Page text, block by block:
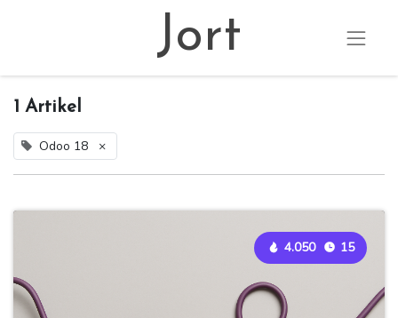
Jort
1 Artikel
Odoo 18 ×
4.050 15